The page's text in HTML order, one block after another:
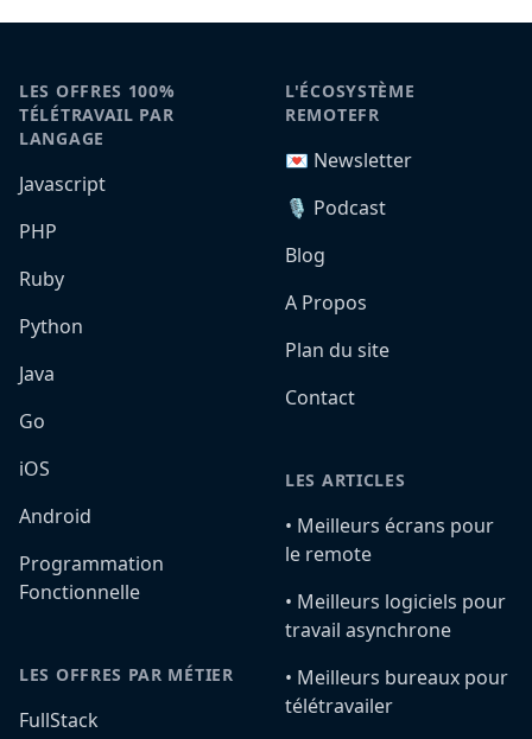
LES OFFRES 100%
TÉLÉTRAVAIL PAR
LANGAGE
Javascript
PHP
Ruby
Python
Java
Go
iOS
Android
Programmation
Fonctionnelle
LES OFFRES PAR MÉTIER
FullStack
L'ÉCOSYSTÈME
REMOTEFR
💌 Newsletter
🎙️ Podcast
Blog
A Propos
Plan du site
Contact
LES ARTICLES
•️ Meilleurs écrans pour
le remote
•️ Meilleurs logiciels pour
travail asynchrone
•️ Meilleurs bureaux pour
télétravailer